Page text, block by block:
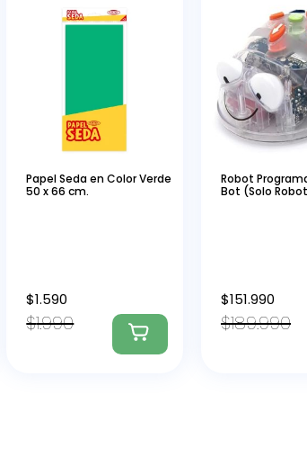
Papel Seda en Color Verde
50 x 66 cm.
$1.990
$1.590
Robot
Bot (Solo
$189.990
$151.990